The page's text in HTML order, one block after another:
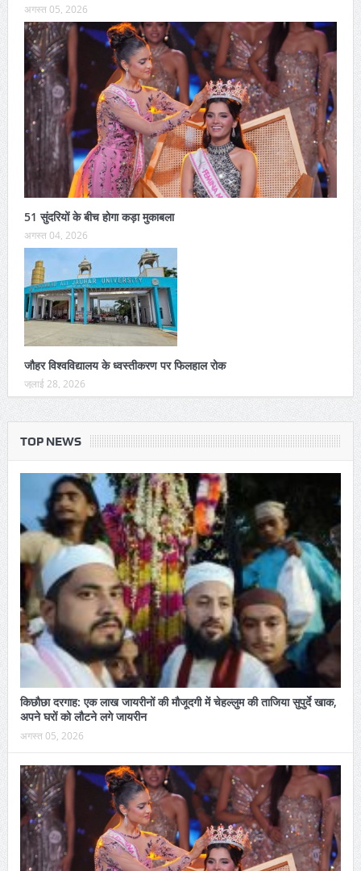
अगस्त 05, 2026
51 सुंदरियों के बीच होगा कड़ा मुकाबला
अगस्त 04, 2026
जौहर विश्वविद्यालय के ध्वस्तीकरण पर फिलहाल रोक
जुलाई 28, 2026
TOP NEWS
किछौछा दरगाह: एक लाख जायरीनों की मौजूदगी में चेहल्लुम की ताजिया सुपुर्दे खाक,
अपने घरों को लौटने लगे जायरीन
अगस्त 05, 2026